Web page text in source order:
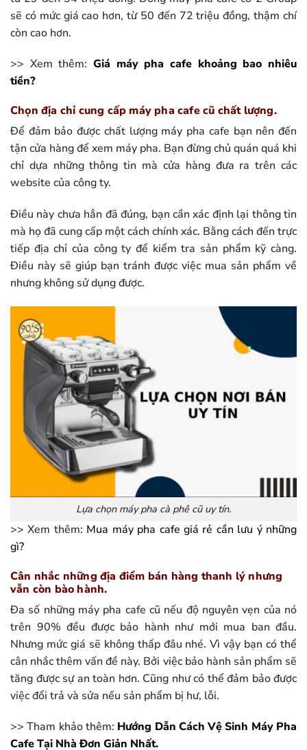
sẽ có mức giá cao hơn, từ 50 đến 72 triệu đồng, thậm chí
còn cao hơn.
>> Xem thêm: Giá máy pha cafe khoảng bao nhiêu
tiền?
Chọn địa chỉ cung cấp máy pha cafe cũ chất lượng.
Để đảm bảo được chất lượng máy pha cafe bạn nên đến
tận cửa hàng để xem máy pha. Bạn đừng chủ quán quá khi
chỉ dựa những thông tin mà cửa hàng đưa ra trên các
website của công ty.
Điều này chưa hẳn đã đúng, bạn cần xác định lại thông tin
mà họ đã cung cấp một cách chính xác. Bằng cách đến trực
tiếp địa chỉ của công ty để kiểm tra sản phẩm kỹ càng.
Điều này sẽ giúp bạn tránh được việc mua sản phẩm về
nhưng không sử dụng được.
Lựa chọn máy pha cà phê cũ uy tín.
>> Xem thêm: Mua máy pha cafe giá rẻ cần lưu ý những
gì?
Cân nhắc những địa điểm bán hàng thanh lý nhưng
vẫn còn bào hành.
Đa số những máy pha cafe cũ nếu độ nguyên vẹn của nó
trên 90% đều được bảo hành như mới mua ban đầu.
Nhưng mức giá sẽ không thấp đâu nhé. Vì vậy bạn có thể
cân nhắc thêm vấn đề này. Bởi việc bảo hành sản phẩm sẽ
tăng được sự an toàn hơn. Cũng như có thể đảm bảo được
việc đổi trả và sửa nếu sản phẩm bị hư, lỗi.
>> Tham khảo thêm: Hướng Dẫn Cách Vệ Sinh Máy Pha
Cafe Tại Nhà Đơn Giản Nhất.